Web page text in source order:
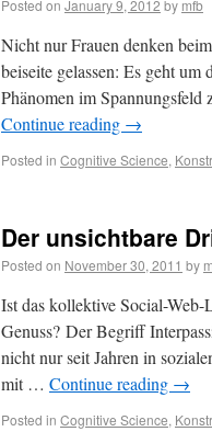
Posted on January 9, 2012 by mfb
Nicht nur Frauen denken
beiseite gelassen: Es geht
Phänomen im
Continue reading →
Posted in Cognitive Science,
Der unsichtbare
Posted on November 30, 2011 by
Ist das kollektive Social-
Genuss? Der Begriff
nicht nur seit Jahren in
mit … Continue reading →
Posted in Cognitive Science,